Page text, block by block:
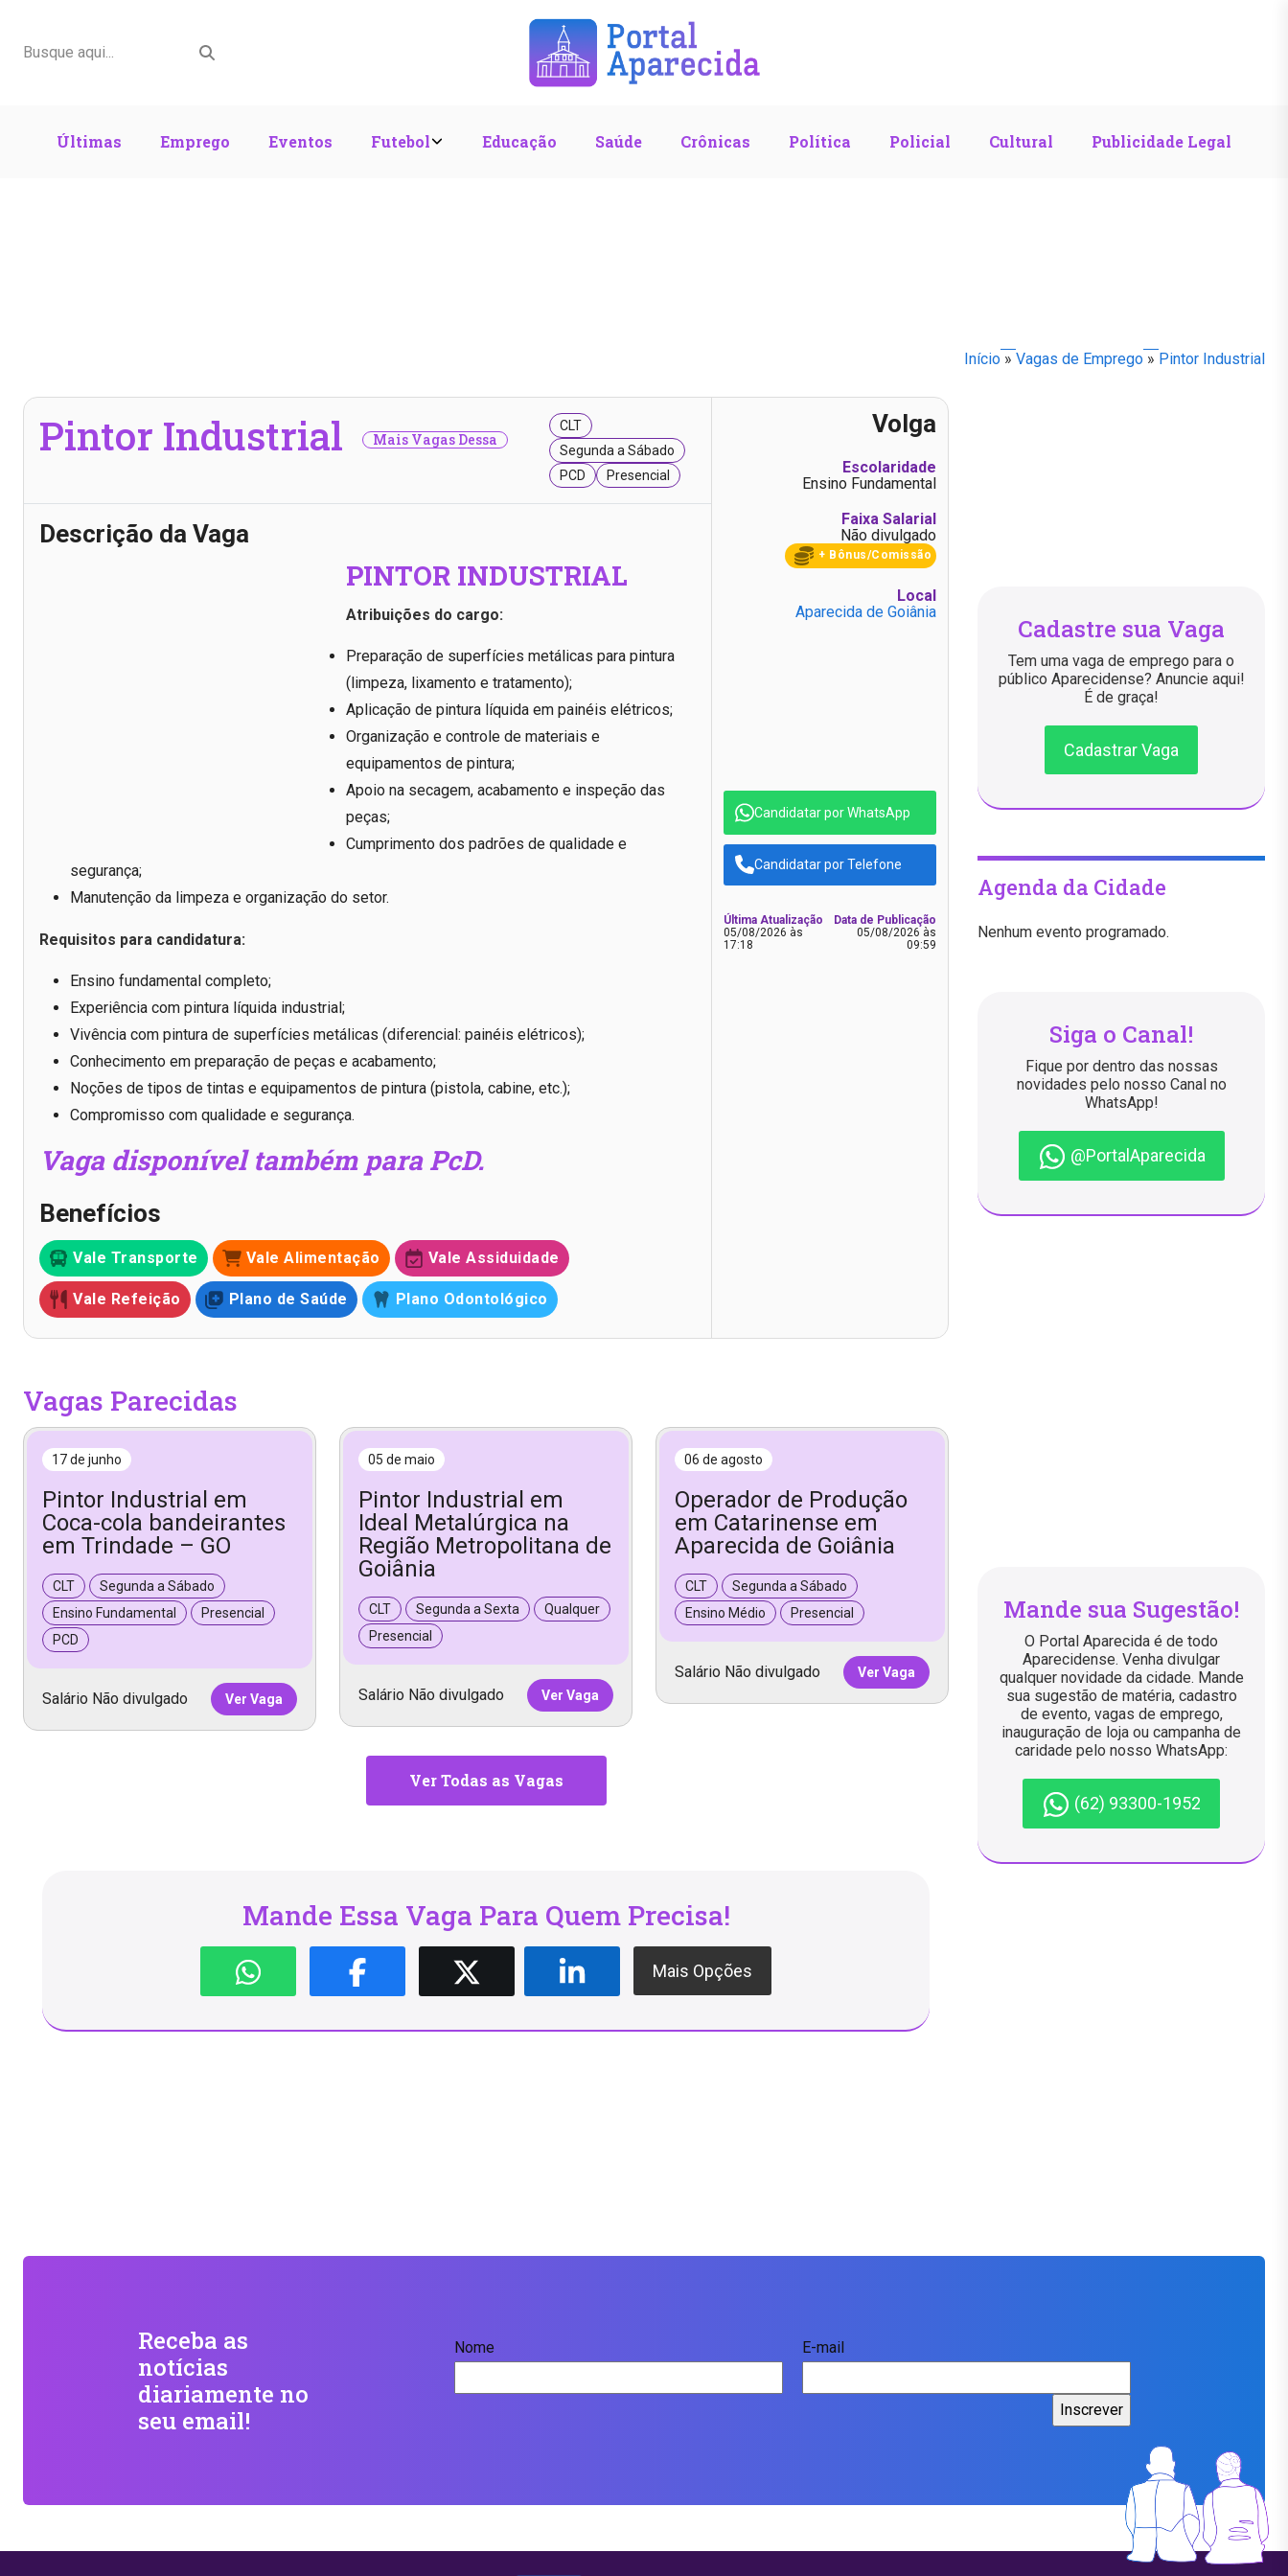
Últimas Emprego Eventos Futebol Educação Saúde Crônicas Política Policial Cultural Publicidade Legal
Início » Vagas de Emprego » Pintor Industrial
Pintor Industrial Mais Vagas Dessa
CLT
Segunda a Sábado
PCD
Presencial
Descrição da Vaga
PINTOR INDUSTRIAL
Atribuições do cargo:
Preparação de superfícies metálicas para pintura
(limpeza, lixamento e tratamento);
Aplicação de pintura líquida em painéis elétricos;
Organização e controle de materiais e
equipamentos de pintura;
Apoio na secagem, acabamento e inspeção das
peças;
Cumprimento dos padrões de qualidade e
segurança;
Manutenção da limpeza e organização do setor.
Requisitos para candidatura:
Ensino fundamental completo;
Experiência com pintura líquida industrial;
Vivência com pintura de superfícies metálicas (diferencial: painéis elétricos);
Conhecimento em preparação de peças e acabamento;
Noções de tipos de tintas e equipamentos de pintura (pistola, cabine, etc.);
Compromisso com qualidade e segurança.
Vaga disponível também para PcD.
Benefícios
Vale Transporte Vale Alimentação Vale Assiduidade
Vale Refeição Plano de Saúde Plano Odontológico
Volga
Escolaridade
Ensino Fundamental
Faixa Salarial
Não divulgado
+ Bônus/Comissão
Local
Aparecida de Goiânia
Candidatar por WhatsApp
Candidatar por Telefone
Última Atualização
05/08/2026 às
17:18
Data de Publicação
05/08/2026 às
09:59
Vagas Parecidas
17 de junho
Pintor Industrial em
Coca-cola bandeirantes
em Trindade – GO
CLT
Segunda a Sábado
Ensino Fundamental
Presencial
PCD
Salário Não divulgado Ver Vaga
05 de maio
Pintor Industrial em
Ideal Metalúrgica na
Região Metropolitana de
Goiânia
CLT Segunda a Sexta
Qualquer
Presencial
Salário Não divulgado Ver Vaga
06 de agosto
Operador de Produção
em Catarinense em
Aparecida de Goiânia
CLT
Segunda a Sábado
Ensino Médio
Presencial
Salário Não divulgado Ver Vaga
Ver Todas as Vagas
Mande Essa Vaga Para Quem Precisa!
Mais Opções
Cadastre sua Vaga
Tem uma vaga de emprego para o
público Aparecidense? Anuncie aqui!
É de graça!
Cadastrar Vaga
Agenda da Cidade
Nenhum evento programado.
Siga o Canal!
Fique por dentro das nossas
novidades pelo nosso Canal no
WhatsApp!
@PortalAparecida
Mande sua Sugestão!
O Portal Aparecida é de todo
Aparecidense. Venha divulgar
qualquer novidade da cidade. Mande
sua sugestão de matéria, cadastro
de evento, vagas de emprego,
inauguração de loja ou campanha de
caridade pelo nosso WhatsApp:
(62) 93300-1952
Receba as
notícias
diariamente no
seu email!
Nome E-mail